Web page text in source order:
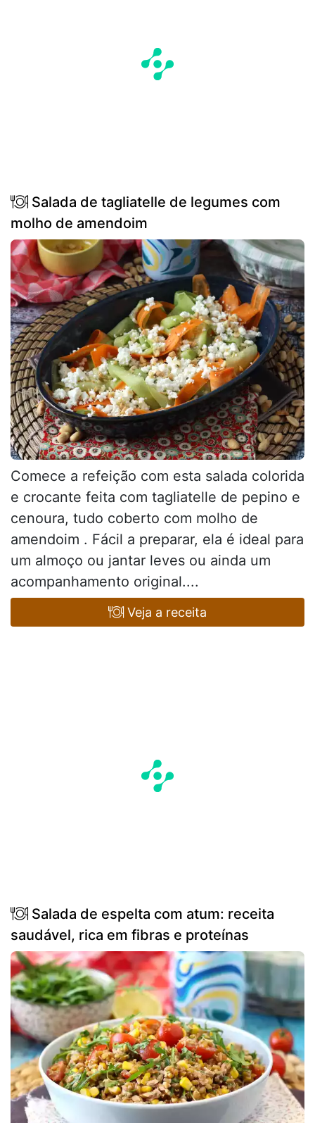
Salada de tagliatelle de legumes com
molho de amendoim
Comece a refeição com esta salada colorida
e crocante feita com tagliatelle de pepino e
cenoura, tudo coberto com molho de
amendoim . Fácil a preparar, ela é ideal para
um almoço ou jantar leves ou ainda um
acompanhamento original....
Veja a receita
Salada de espelta com atum: receita
saudável, rica em fibras e proteínas